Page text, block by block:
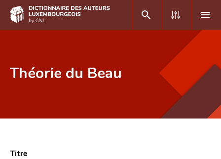
Foire aux questions
Théorie du Beau
Titre